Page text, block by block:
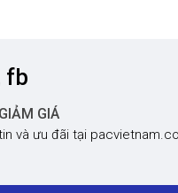
fb
GIÁ
và ưu đãi tại